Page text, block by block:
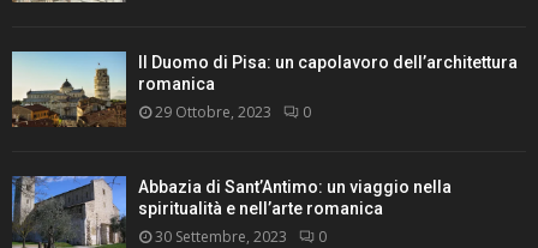
Il Duomo di Pisa: un capolavoro dell’architettura
romanica
29 Ottobre, 2023 0
Abbazia di Sant’Antimo: un viaggio nella
spiritualità e nell’arte romanica
30 Settembre, 2023 0